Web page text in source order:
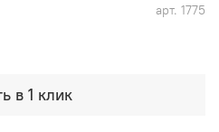
арт. 1775
в 1 клик